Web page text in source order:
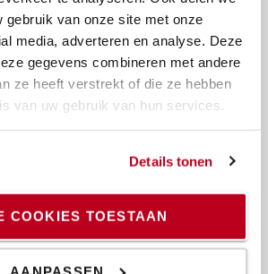
gebruik van onze site met onze
media, adverteren en analyse. Deze
gegevens combineren met andere
ze heeft verstrekt of die ze hebben
van uw gebruik van hun services.
Details tonen
COOKIES TOESTAAN
Vanaf 349 €
BESTEL ONLINE